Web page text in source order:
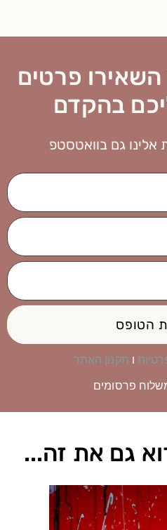
פרטים
בהקדם
אלינו גם בוואטסטפ
ו תקנון האתר
פרסומים
הטופס
גם את זה...